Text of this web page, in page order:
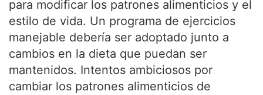
para modificar los patrones alimenticios y el
estilo de vida. Un programa de ejercicios
manejable debería ser adoptado junto a
cambios en la dieta que puedan ser
mantenidos. Intentos ambiciosos por
cambiar los patrones alimenticios de